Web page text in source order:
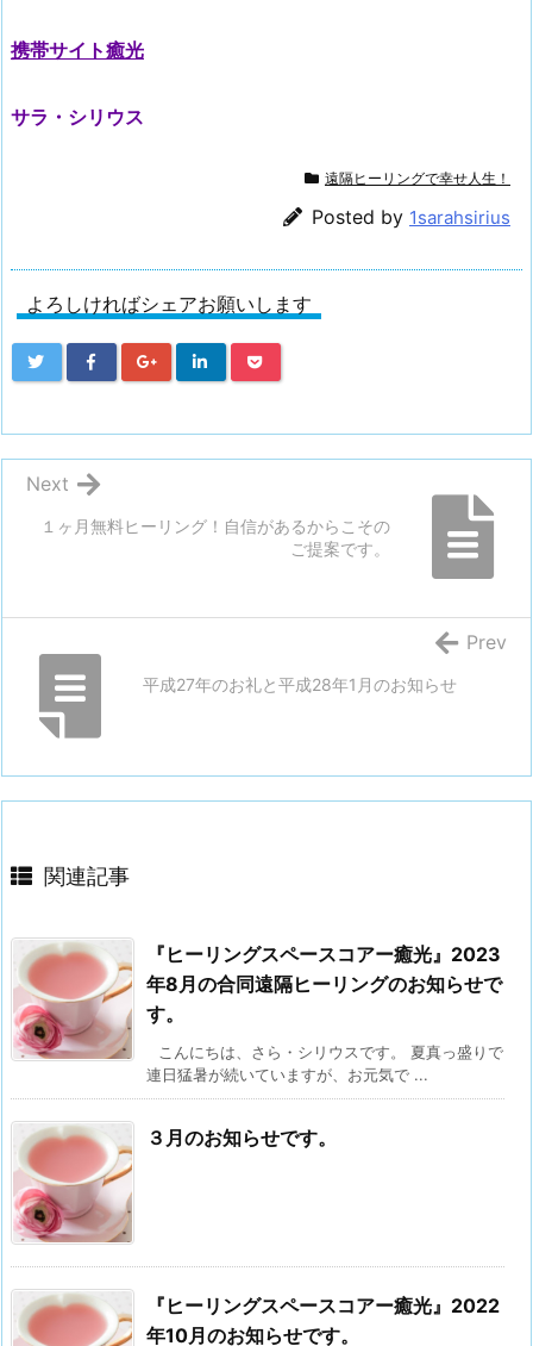
携帯サイト癒光
サラ・シリウス
遠隔ヒーリングで幸せ人生！
Posted by 1sarahsirius
よろしければシェアお願いします
１ヶ月無料ヒーリング！自信があるからこその
ご提案です。
Next
平成27年のお礼と平成28年1月のお知らせ
Prev
関連記事
『ヒーリングスペースコアー癒光』2023
年8月の合同遠隔ヒーリングのお知らせで
す。
こんにちは、さら・シリウスです。 夏真っ盛りで
連日猛暑が続いていますが、お元気で ...
３月のお知らせです。
『ヒーリングスペースコアー癒光』2022
年10月のお知らせです。